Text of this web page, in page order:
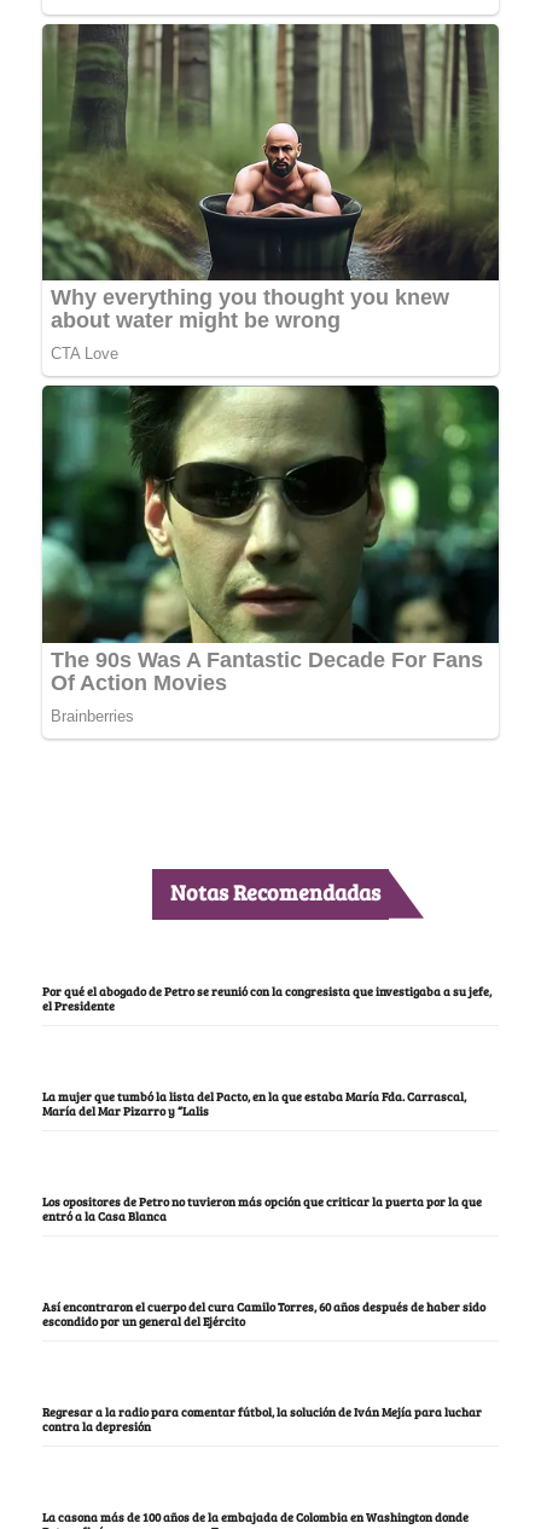
Notas Recomendadas
Por qué el abogado de Petro se reunió con la congresista que investigaba a su jefe,
el Presidente
La mujer que tumbó la lista del Pacto, en la que estaba María Fda. Carrascal,
María del Mar Pizarro y “Lalis
Los opositores de Petro no tuvieron más opción que criticar la puerta por la que
entró a la Casa Blanca
Así encontraron el cuerpo del cura Camilo Torres, 60 años después de haber sido
escondido por un general del Ejército
Regresar a la radio para comentar fútbol, la solución de Iván Mejía para luchar
contra la depresión
La casona más de 100 años de la embajada de Colombia en Washington donde